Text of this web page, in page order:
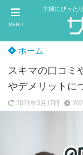
MENU
主婦にぴった
ホーム
スキマの口コミ
やデメリットに
2021年3月17日